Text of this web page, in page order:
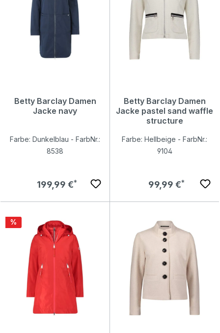
Betty Barclay Damen
Jacke navy
Farbe: Dunkelblau - FarbNr.:
8538
Regulärer Preis:
199,99 €
Betty Barclay Damen
Jacke pastel sand waffle
structure
Farbe: Hellbeige - FarbNr.:
9104
Regulärer Preis:
99,99 €
Rabatt
%